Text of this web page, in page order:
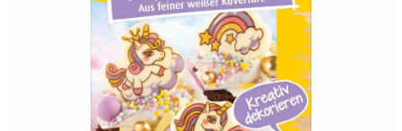
ZDRAVÉ PEČENÍ
DÁRKOVÉ POUKAZY